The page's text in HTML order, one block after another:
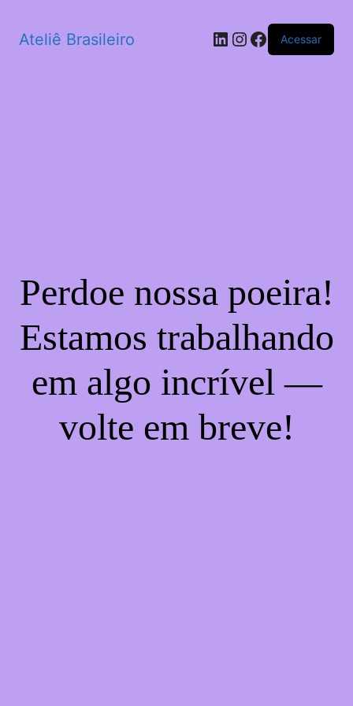
Ateliê Brasileiro LinkedIn
Instagram
Facebook
Acessar
Perdoe nossa poeira!
Estamos trabalhando
em algo incrível —
volte em breve!